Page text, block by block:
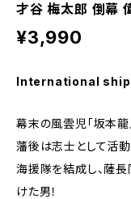
才谷 梅太郎 倒幕
¥3,990
International
幕末の風雲児「坂本龍
藩後は志士として活動
海援隊を結成し、薩
けた男！